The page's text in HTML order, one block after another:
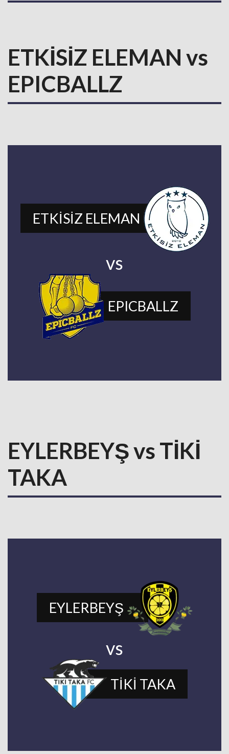
ETKİSİZ ELEMAN vs
EPICBALLZ
ETKİSİZ ELEMAN
vs
EPICBALLZ
EYLERBEYŞ vs TİKİ
TAKA
EYLERBEYŞ
vs
TİKİ TAKA